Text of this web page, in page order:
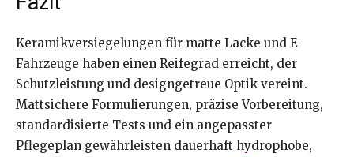
Keramikversiegelungen für matte Lacke und E-
Fahrzeuge haben einen Reifegrad erreicht, der
Schutzleistung und designgetreue Optik vereint.
Mattsichere Formulierungen, präzise Vorbereitung,
standardisierte Tests und ein angepasster
Pflegeplan gewährleisten dauerhaft hydrophobe,